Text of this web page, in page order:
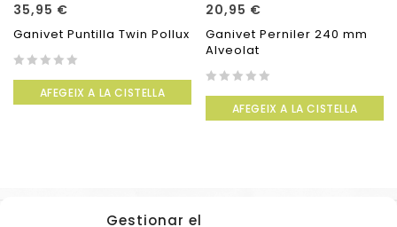
Gestionar el
35,95 €
Ganivet Puntilla Twin Pollux
of
AFEGEIX A LA CISTELLA
20,95 €
Ganivet Perniler 240 mm
Alveolat
of
AFEGEIX A LA CISTELLA